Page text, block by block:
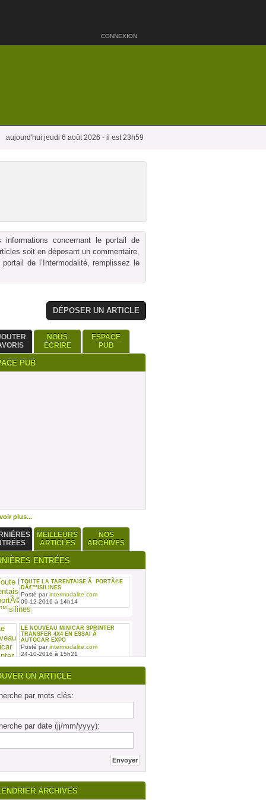
CONNEXION
aujourd'hui jeudi 6 août 2026 - il est 23h59
concernant le portail de
soit en déposant un commentaire,
de l’Intermodalité, remplissez le
DÉPOSER UN ARTICLE
NOUS
ÉCRIRE
ESPACE
PUB
PUB
plus...
MEILLEURS
ARTICLES
NOS
ARCHIVES
ENTRÉES
TOUTE LA TARENTAISE Ã PORTÃ©E
DÂ€™ISILINES
Posté parintermodalite.com
09-12-2016 à 14h14
LE NOUVEAU MINICAR SPRINTER
TRANSFER 4X4 EN ESSAI Ã
AUTOCAR EXPO
Posté parintermodalite.com
24-10-2016 à 15h21
REMISE DES SIX PREMIERS INTOURO
MERCEDES-BENZ ASSEMBLÃ©S SUR
LE SITE DAIMLER BUSES DE LIGNY-
28-09-2016 à 17h19
UN ARTICLE
par mots clés:
par date (jj/mm/yyyy):
ARCHIVES